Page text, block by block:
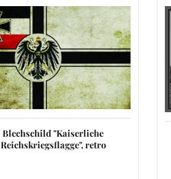
Blechschild "Kaiserliche
Reichskriegsflagge", retro